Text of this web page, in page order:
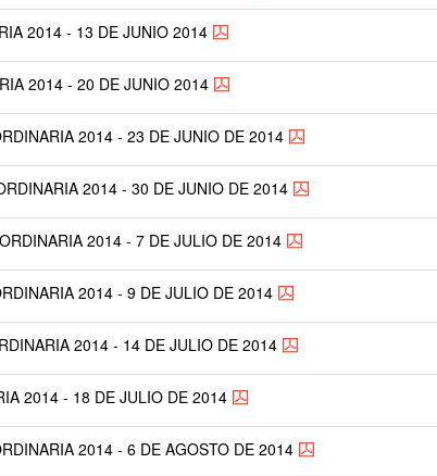
2014 - 13 DE JUNIO 2014
2014 - 20 DE JUNIO 2014
2014 - 23 DE JUNIO DE 2014
2014 - 30 DE JUNIO DE 2014
2014 - 7 DE JULIO DE 2014
2014 - 9 DE JULIO DE 2014
2014 - 14 DE JULIO DE 2014
2014 - 18 DE JULIO DE 2014
2014 - 6 DE AGOSTO DE 2014